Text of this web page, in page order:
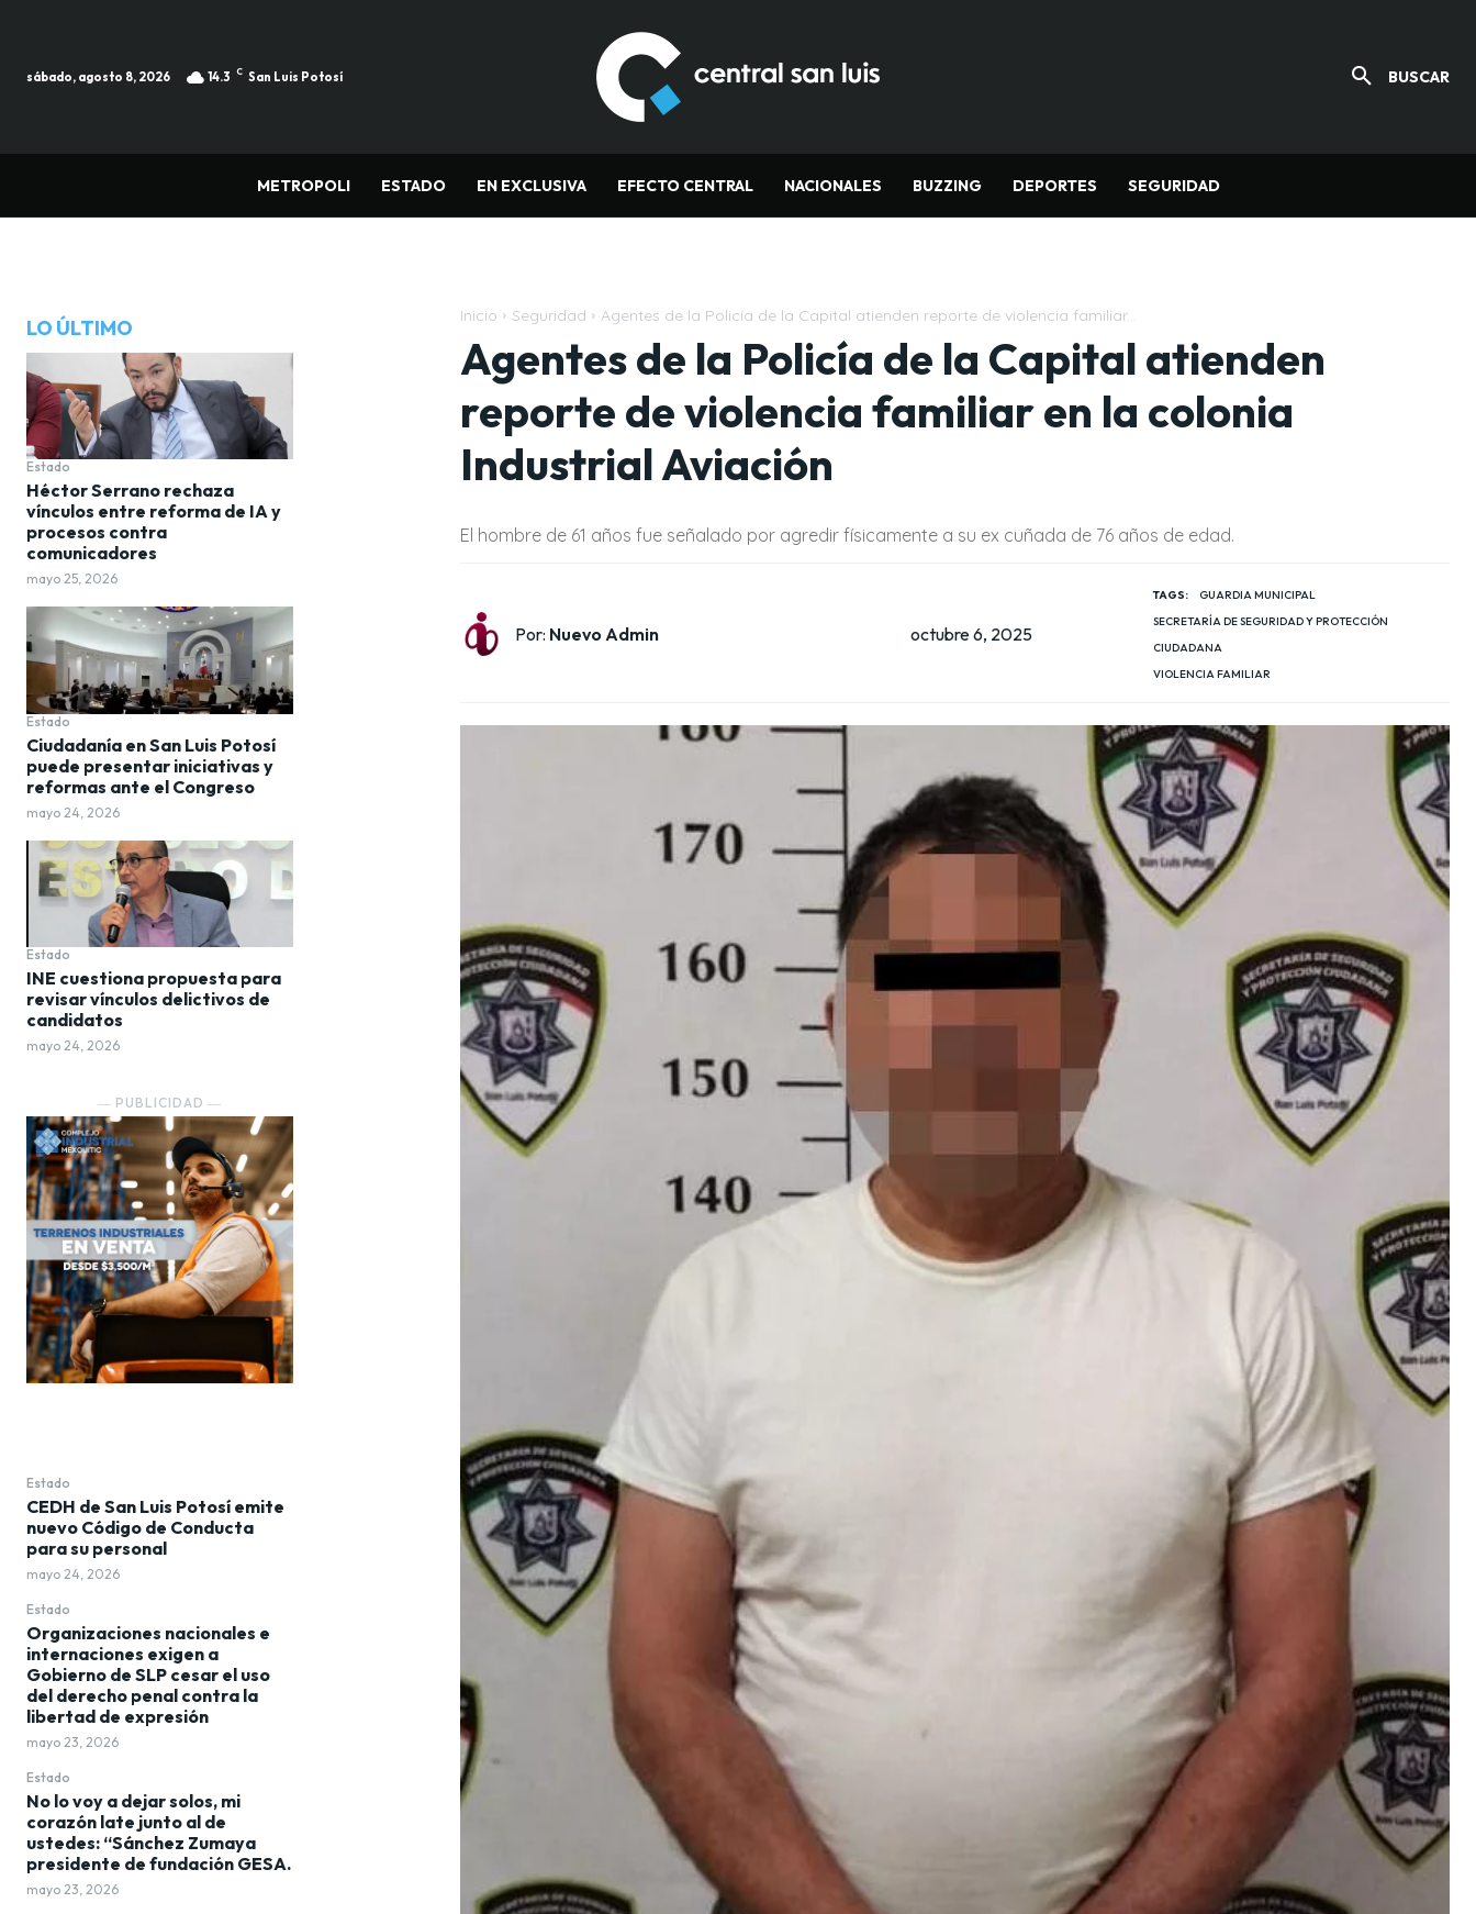
sábado, agosto 8, 2026 14.3 C San Luis Potosí BUSCAR
METROPOLI ESTADO EN EXCLUSIVA EFECTO CENTRAL NACIONALES BUZZING DEPORTES SEGURIDAD
LO ÚLTIMO
Estado
Héctor Serrano rechaza
vínculos entre reforma de IA y
procesos contra
comunicadores
mayo 25, 2026
Estado
Ciudadanía en San Luis Potosí
puede presentar iniciativas y
reformas ante el Congreso
mayo 24, 2026
Estado
INE cuestiona propuesta para
revisar vínculos delictivos de
candidatos
mayo 24, 2026
― PUBLICIDAD ―
Estado
CEDH de San Luis Potosí emite
nuevo Código de Conducta
para su personal
mayo 24, 2026
Estado
Organizaciones nacionales e
internaciones exigen a
Gobierno de SLP cesar el uso
del derecho penal contra la
libertad de expresión
mayo 23, 2026
Estado
No lo voy a dejar solos, mi
corazón late junto al de
ustedes: “Sánchez Zumaya
presidente de fundación GESA.
mayo 23, 2026
Inicio Seguridad Agentes de la Policía de la Capital atienden reporte de violencia familiar...
Agentes de la Policía de la Capital atienden
reporte de violencia familiar en la colonia
Industrial Aviación
El hombre de 61 años fue señalado por agredir físicamente a su ex cuñada de 76 años de edad.
Por: Nuevo Admin octubre 6, 2025
TAGS:
GUARDIA MUNICIPAL
SECRETARÍA DE SEGURIDAD Y PROTECCIÓN
CIUDADANA
VIOLENCIA FAMILIAR